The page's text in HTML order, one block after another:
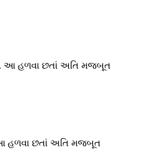
છે. આ હળવા છતાં અતિ મજબૂત
આ હળવા છતાં અતિ મજબૂત